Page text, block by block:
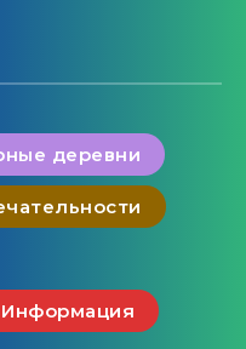
деревни
Информация